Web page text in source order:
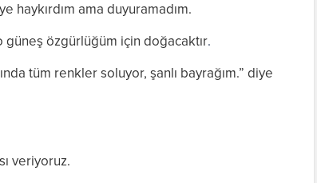
haykırdım ama duyuramadım.
özgürlüğüm için doğacaktır.
tüm renkler soluyor, şanlı bayrağım.” diye
veriyoruz.